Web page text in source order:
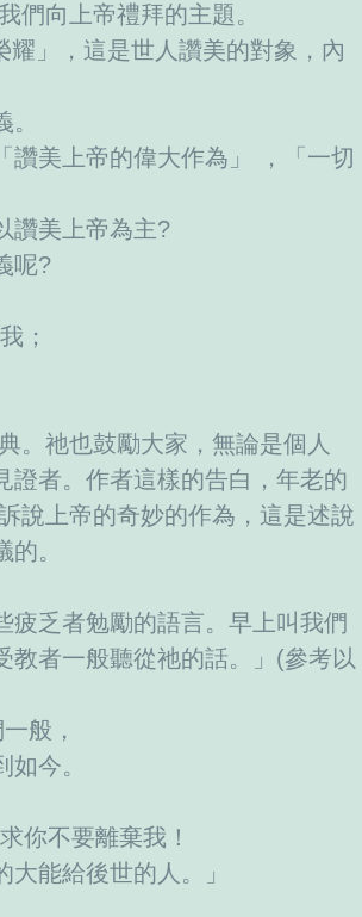
們向上帝禮拜的主題。
耀」，這是世人讚美的對象，內
美上帝的偉大作為」 ，「一切
讚美上帝為主?
呢?
；
。祂也鼓勵大家，無論是個人
證者。作者這樣的告白，年老的
說上帝的奇妙的作為，這是述說
。
疲乏者勉勵的語言。早上叫我們
教者一般聽從祂的話。」(參考以
般，
今。
你不要離棄我！
能給後世的人。」